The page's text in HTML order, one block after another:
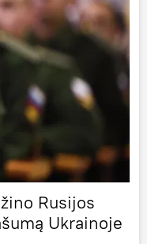
Rusijos
Ukrainoje